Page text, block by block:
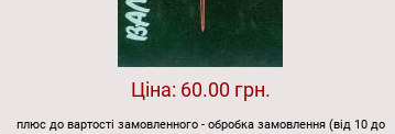
Ціна: 60.00 грн.
плюс до вартості замовленного - обробка замовлення (від 10 до